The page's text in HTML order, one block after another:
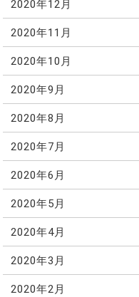
2020年12月
2020年11月
2020年10月
2020年9月
2020年8月
2020年7月
2020年6月
2020年5月
2020年4月
2020年3月
2020年2月